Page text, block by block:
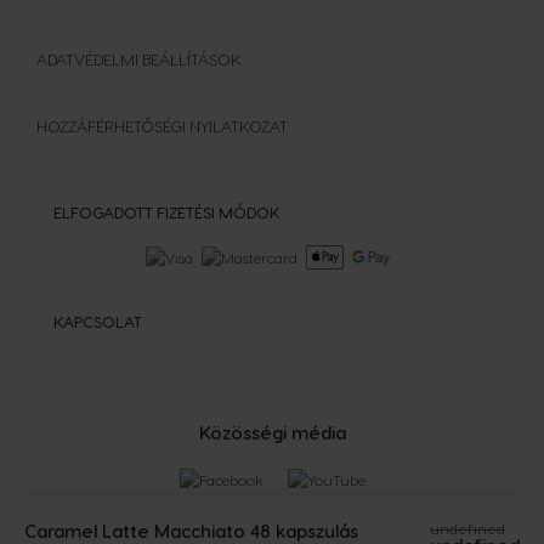
Közösségi média
ELFOGADOTT FIZETÉSI MÓDOK
KAPCSOLAT
ADATVÉDELMI BEÁLLÍTÁSOK
HOZZÁFÉRHETŐSÉGI NYILATKOZAT
Caramel Latte Macchiato 48 kapszulás undefined